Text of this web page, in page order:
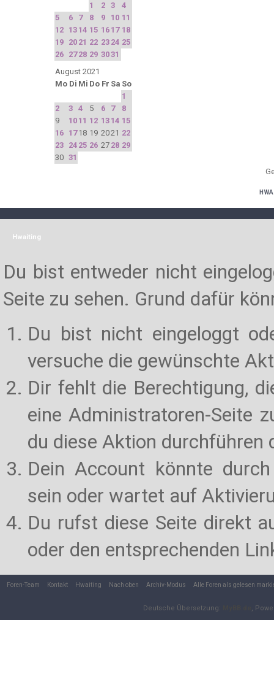
1
2 3
4
5
6 7 8 9 10 11
12 13 14 15 16 17 18
19 20 21 22 23 24 25
26 27 28 29 3031
August 2021
Mo Di Mi Do Fr Sa So
1
2
3 4 5 6 7
8
9
10 11 12 13 14 15
16 17 18 19 2021 22
23 24 25 26 27 28 29
30 31
Hwaiting
Du bist entweder nicht
Seite zu sehen. Grund dafür
Du bist nicht eingeloggt
versuche die gewünschte
Dir fehlt die Berechtigung,
eine Administratoren-Seite
du diese Aktion durchführen
Dein Account könnte
sein oder wartet auf
Du rufst diese Seite direkt
oder den entsprechenden
Foren-Team Kontakt Hwaiting Nach oben Archiv-Modus Alle Foren als gelesen
Deutsche Übersetzung: ,